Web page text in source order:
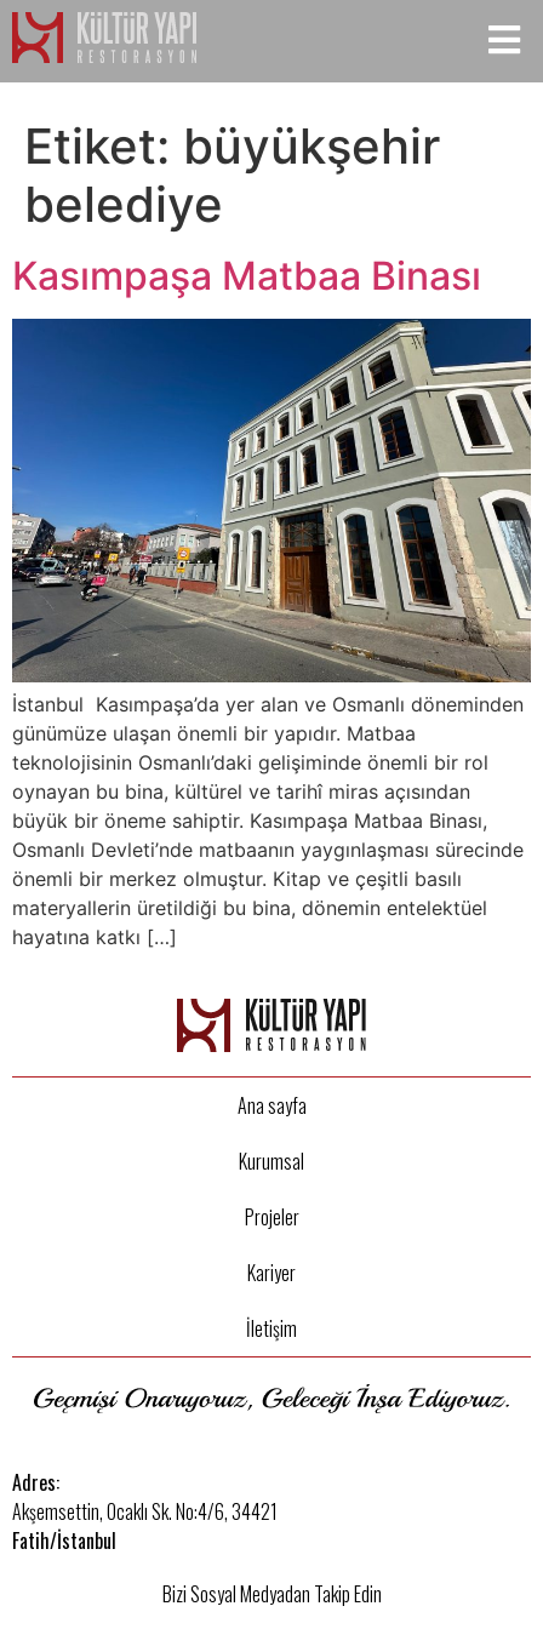
Etiket: büyükşehir
belediye
Kasımpaşa Matbaa Binası
İstanbul Kasımpaşa’da yer alan ve Osmanlı döneminden
günümüze ulaşan önemli bir yapıdır. Matbaa
teknolojisinin Osmanlı’daki gelişiminde önemli bir rol
oynayan bu bina, kültürel ve tarihî miras açısından
büyük bir öneme sahiptir. Kasımpaşa Matbaa Binası,
Osmanlı Devleti’nde matbaanın yaygınlaşması sürecinde
önemli bir merkez olmuştur. Kitap ve çeşitli basılı
materyallerin üretildiği bu bina, dönemin entelektüel
hayatına katkı […]
Ana sayfa
Kurumsal
Projeler
Kariyer
İletişim
Adres:
Akşemsettin, Ocaklı Sk. No:4/6, 34421
Fatih/İstanbul
Bizi Sosyal Medyadan Takip Edin